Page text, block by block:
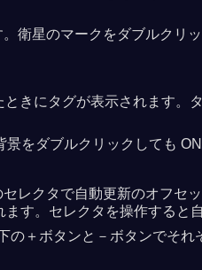
衛星のマークをダブルクリ
きにタグが表示されます。
をダブルクリックしても
レクタで自動更新のオフセ
す。セレクタを操作すると
＋ボタンと－ボタンでそれ